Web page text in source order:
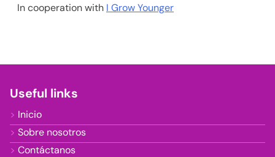
In cooperation with I Grow Younger
Useful links
Inicio
Sobre nosotros
Contáctanos